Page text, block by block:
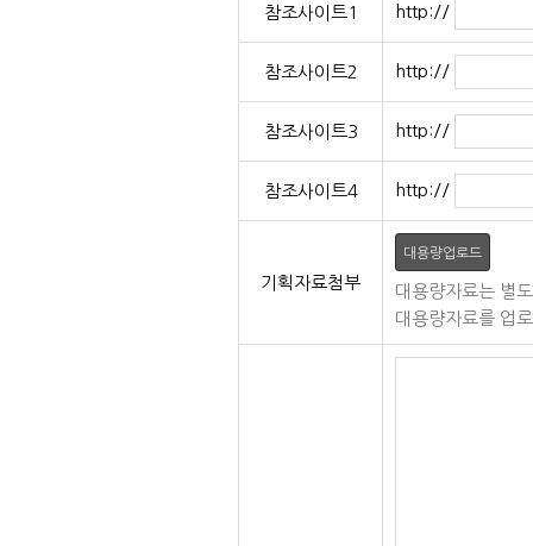
참조사이트1 http://
참조사이트2 http://
참조사이트3 http://
참조사이트4 http://
기획자료첨부
대용량업로드
대용량자료는 별
대용량자료를 업